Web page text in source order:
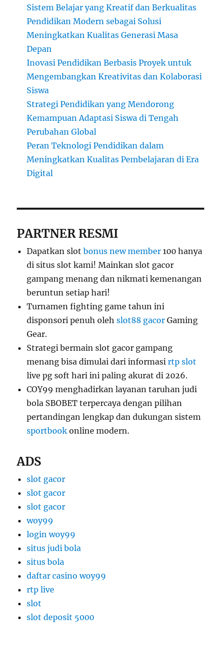
Sistem Belajar yang Kreatif dan Berkualitas
Pendidikan Modern sebagai Solusi
Meningkatkan Kualitas Generasi Masa
Depan
Inovasi Pendidikan Berbasis Proyek untuk
Mengembangkan Kreativitas dan Kolaborasi
Siswa
Strategi Pendidikan yang Mendorong
Kemampuan Adaptasi Siswa di Tengah
Perubahan Global
Peran Teknologi Pendidikan dalam
Meningkatkan Kualitas Pembelajaran di Era
Digital
PARTNER RESMI
Dapatkan slotbonus new member 100 hanya
di situs slot kami! Mainkan slot gacor
gampang menang dan nikmati kemenangan
beruntun setiap hari!
Turnamen fighting game tahun ini
disponsori penuh olehslot88 gacor Gaming
Gear.
Strategi bermain slot gacor gampang
menang bisa dimulai dari informasirtp slot
live pg soft hari ini paling akurat di 2026.
COY99 menghadirkan layanan taruhan judi
bola SBOBET terpercaya dengan pilihan
pertandingan lengkap dan dukungan sistem
sportbook online modern.
ADS
slot gacor
slot gacor
slot gacor
woy99
login woy99
situs judi bola
situs bola
daftar casino woy99
rtp live
slot
slot deposit 5000